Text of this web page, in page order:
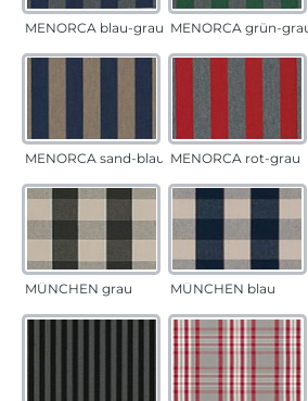
MENORCA blau-grau MENORCA grün-grau
MENORCA sand-blau MENORCA rot-grau
MÜNCHEN grau MÜNCHEN blau